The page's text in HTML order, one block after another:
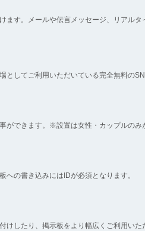
ます。メールや伝言メッセージ、リアル
としてご利用いただいている完全無料の
ができます。※設置は女性・カップルのみ
への書き込みにはIDが必須となります。
けしたり、掲示板をより幅広くご利用いた